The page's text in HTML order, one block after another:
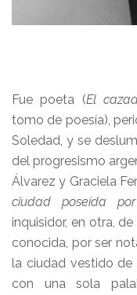
Fue poeta (El
tomo de poesía),
Soledad, y se
del progresismo
Álvarez y Graciela
ciudad poseída
inquisidor, en otra,
conocida, por ser
la ciudad vestido de
con una sola